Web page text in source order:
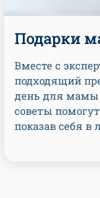
Подарки
Вместе с
подходящий
день для мамы
советы
показав себя в